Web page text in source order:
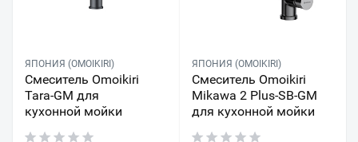
ЯПОНИЯ (OMOIKIRI)
Смеситель Omoikiri
Tara-GM для
кухонной мойки
ЯПОНИЯ (OMOIKIRI)
Смеситель Omoikiri
Mikawa 2 Plus-SB-GM
для кухонной мойки